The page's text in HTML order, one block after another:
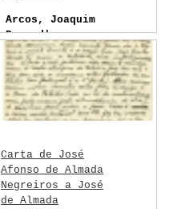
Arcos, Joaquim
Paço d'
Carta de José
Afonso de Almada
Negreiros a José
de Almada